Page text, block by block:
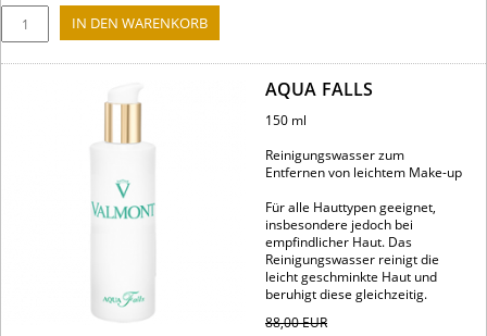
AQUA FALLS
150 ml
Reinigungswasser zum
Entfernen von leichtem Make-up
Für alle Hauttypen geeignet,
insbesondere jedoch bei
empfindlicher Haut. Das
Reinigungswasser reinigt die
leicht geschminkte Haut und
beruhigt diese gleichzeitig.
88,00EUR